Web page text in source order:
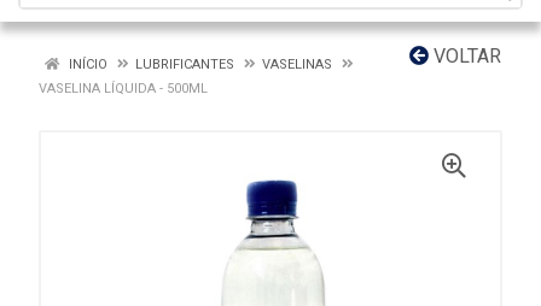
VOLTAR
INÍCIO LUBRIFICANTES
VASELINAS
VASELINA LÍQUIDA - 500ML